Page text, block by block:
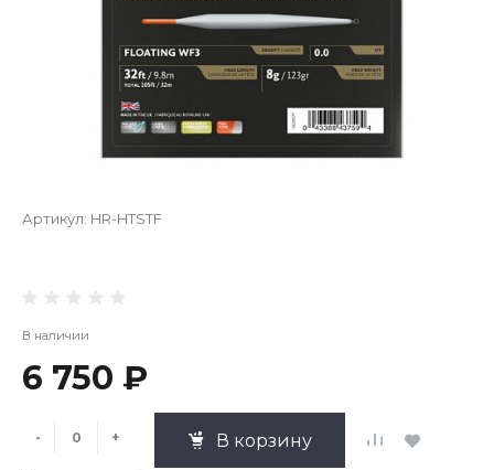
Артикул: HR-HTSTF
В наличии
6 750 ₽
- + В корзину